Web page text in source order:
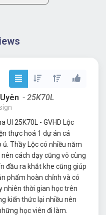
- 25K70L
UI 25K70L - GVHD Lộc
thực hoá 1 dự án cá
Thầy Lộc có nhiều năm
cách dạy cũng vô cùng
đầu ra khắt khe cũng giúp
phẩm hoàn chỉnh và có
nhiên thời gian học trên
kiến thức lại nhiều nên
học viên đi làm.